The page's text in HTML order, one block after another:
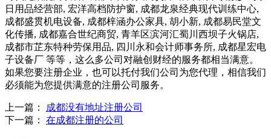
日用品经营部, 宏洋高档防护窗, 成都龙泉经典现代训练中心,
成都盛贯机电设备, 成都梓涵办公家具, 胡小新, 成都易民堂文
化传播, 成都嘉合世纪商贸, 青羊区滨河汇蜀川西坝子火锅店,
成都市芷东特种劳保用品, 四川永和会计师事务所, 成都星宏电
子设备厂 等等，这么多公司对融创财经的服务都相当满意。
如果您要注册企业，也可以托付我们公司为您代理，相信我们
必须能为您提供满意的注册公司服务。
上一篇：
成都没有地址注册公司
下一篇： 在成都注册的公司